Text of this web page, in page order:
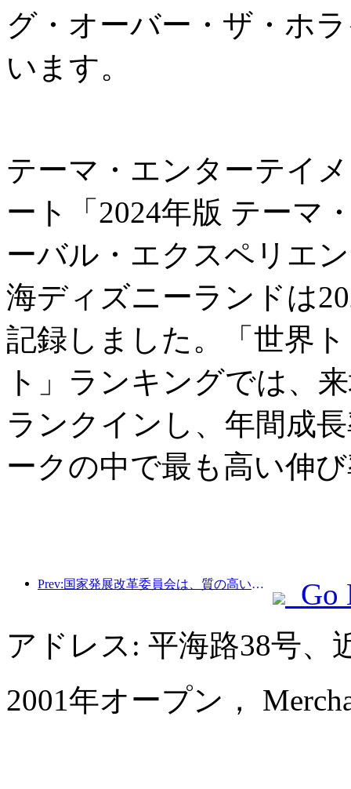
グ・オーバー・ザ・ホ
います。
テーマ・エンターテイ
ート「2024年版 テーマ
ーバル・エクスペリエ
海ディズニーランドは
記録しました。「世界
ト」ランキングでは、
ランクインし、年間成
ークの中で最も高い伸
Prev:国家発展改革委員会は、質の高いアウトドアスポーツの目的地49か所の最初のバッチを発表しました。
Go
アドレス: 平海路38号、
2001年オープン，